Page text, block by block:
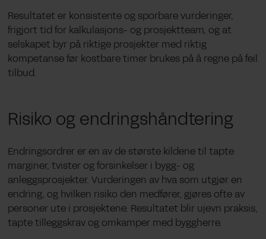
Resultatet er konsistente og sporbare vurderinger,
frigjort tid for kalkulasjons- og prosjektteam, og at
selskapet byr på riktige prosjekter med riktig
kompetanse før kostbare timer brukes på å regne på feil
tilbud.
Risiko og endringshåndtering
Endringsordrer er en av de største kildene til tapte
marginer, tvister og forsinkelser i bygg- og
anleggsprosjekter. Vurderingen av hva som utgjør en
endring, og hvilken risiko den medfører, gjøres ofte av
personer ute i prosjektene. Resultatet blir ujevn praksis,
tapte tilleggskrav og omkamper med byggherre.